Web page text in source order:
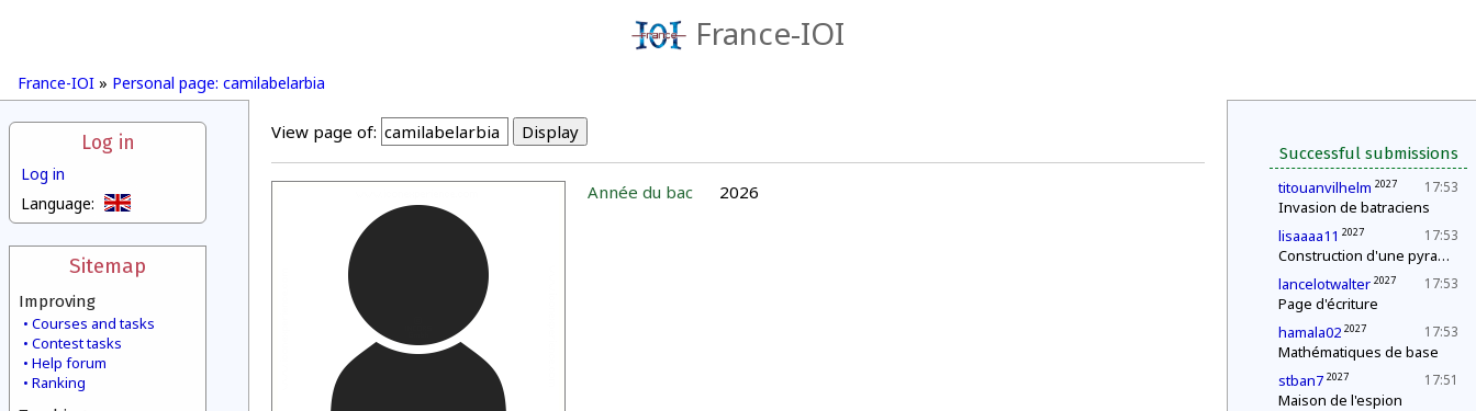
France-IOI
France-IOI » Personal page: camilabelarbia
Log in
Log in
Language:
Sitemap
Improving
Courses and tasks
Contest tasks
Help forum
Ranking
Successful submissions
17:53
titouanvilhelm 2027
Invasion de batraciens
17:53
lisaaaa11 2027
Construction d'une pyramide
17:53
lancelotwalter 2027
Page d'écriture
17:53
hamala02 2027
Mathématiques de base
17:51
stban7 2027
Maison de l'espion
View page of:
Année du bac 2026